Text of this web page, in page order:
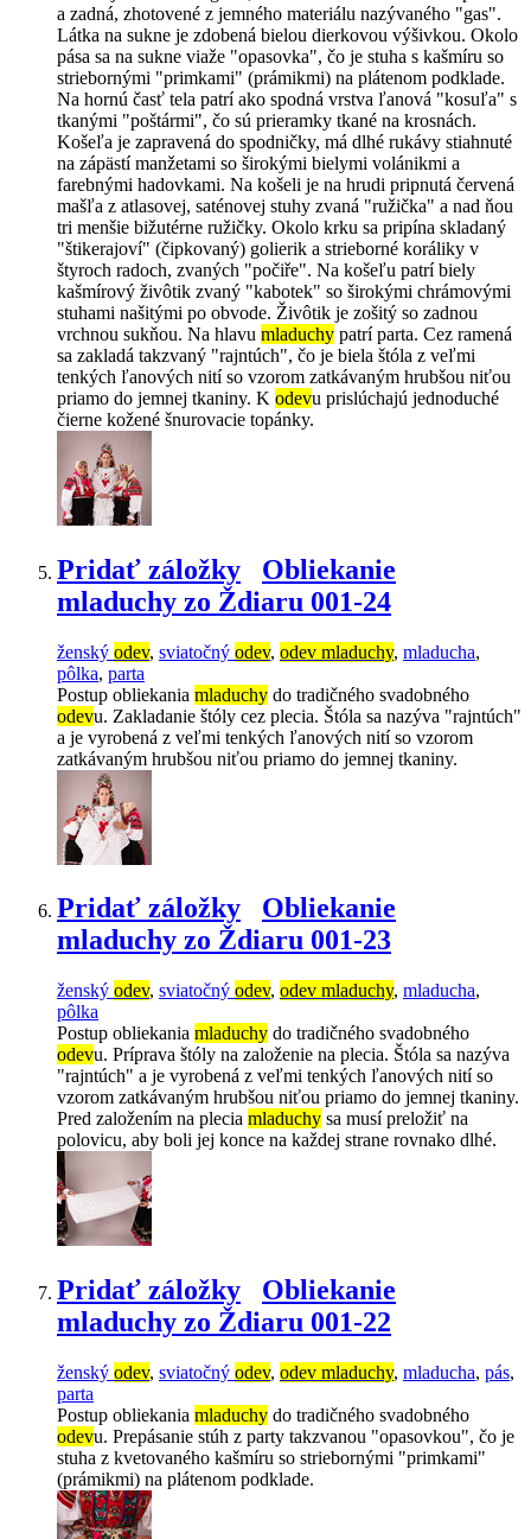
a zadná, zhotovené z jemného materiálu nazývaného "gas".
Látka na sukne je zdobená bielou dierkovou výšivkou. Okolo
pása sa na sukne viaže "opasovka", čo je stuha s kašmíru so
striebornými "primkami" (prámikmi) na plátenom podklade.
Na hornú časť tela patrí ako spodná vrstva ľanová "kosuľa" s
tkanými "poštármi", čo sú prieramky tkané na krosnách.
Košeľa je zapravená do spodničky, má dlhé rukávy stiahnuté
na zápästí manžetami so širokými bielymi volánikmi a
farebnými hadovkami. Na košeli je na hrudi pripnutá červená
mašľa z atlasovej, saténovej stuhy zvaná "ružička" a nad ňou
tri menšie bižutérne ružičky. Okolo krku sa pripína skladaný
"štikerajoví" (čipkovaný) golierik a strieborné koráliky v
štyroch radoch, zvaných "počiře". Na košeľu patrí biely
kašmírový živôtik zvaný "kabotek" so širokými chrámovými
stuhami našitými po obvode. Živôtik je zošitý so zadnou
vrchnou sukňou. Na hlavu mladuchy patrí parta. Cez ramená
sa zakladá takzvaný "rajntúch", čo je biela štóla z veľmi
tenkých ľanových nití so vzorom zatkávaným hrubšou niťou
priamo do jemnej tkaniny. K odevu prislúchajú jednoduché
čierne kožené šnurovacie topánky.
Pridať záložky
Obliekanie
mladuchy zo Ždiaru 001-24
ženský odev, sviatočný odev, odev mladuchy, mladucha,
pôlka, parta
Postup obliekania mladuchy do tradičného svadobného
odevu. Zakladanie štóly cez plecia. Štóla sa nazýva "rajntúch"
a je vyrobená z veľmi tenkých ľanových nití so vzorom
zatkávaným hrubšou niťou priamo do jemnej tkaniny.
Pridať záložky
Obliekanie
mladuchy zo Ždiaru 001-23
ženský odev, sviatočný odev, odev mladuchy, mladucha,
pôlka
Postup obliekania mladuchy do tradičného svadobného
odevu. Príprava štóly na založenie na plecia. Štóla sa nazýva
"rajntúch" a je vyrobená z veľmi tenkých ľanových nití so
vzorom zatkávaným hrubšou niťou priamo do jemnej tkaniny.
Pred založením na plecia mladuchy sa musí preložiť na
polovicu, aby boli jej konce na každej strane rovnako dlhé.
Pridať záložky
Obliekanie
mladuchy zo Ždiaru 001-22
ženský odev, sviatočný odev, odev mladuchy, mladucha, pás,
parta
Postup obliekania mladuchy do tradičného svadobného
odevu. Prepásanie stúh z party takzvanou "opasovkou", čo je
stuha z kvetovaného kašmíru so striebornými "primkami"
(prámikmi) na plátenom podklade.